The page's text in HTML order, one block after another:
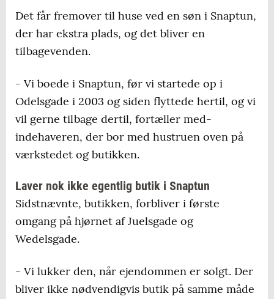
Det får fremover til huse ved en søn i Snaptun,
der har ekstra plads, og det bliver en
tilbagevenden.
- Vi boede i Snaptun, før vi startede op i
Odelsgade i 2003 og siden flyttede hertil, og vi
vil gerne tilbage dertil, fortæller med-
indehaveren, der bor med hustruen oven på
værkstedet og butikken.
Laver nok ikke egentlig butik i Snaptun
Sidstnævnte, butikken, forbliver i første
omgang på hjørnet af Juelsgade og
Wedelsgade.
- Vi lukker den, når ejendommen er solgt. Der
bliver ikke nødvendigvis butik på samme måde